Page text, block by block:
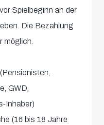
Spielbeginn an der
Die Bezahlung
möglich.
GWD,
Inhaber)
(16 bis 18 Jahre